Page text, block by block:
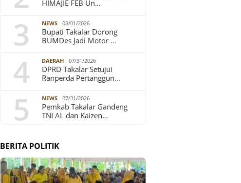
HIMAJIE FEB Un…
3 NEWS 08/01/2026
Bupati Takalar Dorong
BUMDes Jadi Motor …
4 DAERAH 07/31/2026
DPRD Takalar Setujui
Ranperda Pertanggun…
5 NEWS 07/31/2026
Pemkab Takalar Gandeng
TNI AL dan Kaizen…
BERITA POLITIK